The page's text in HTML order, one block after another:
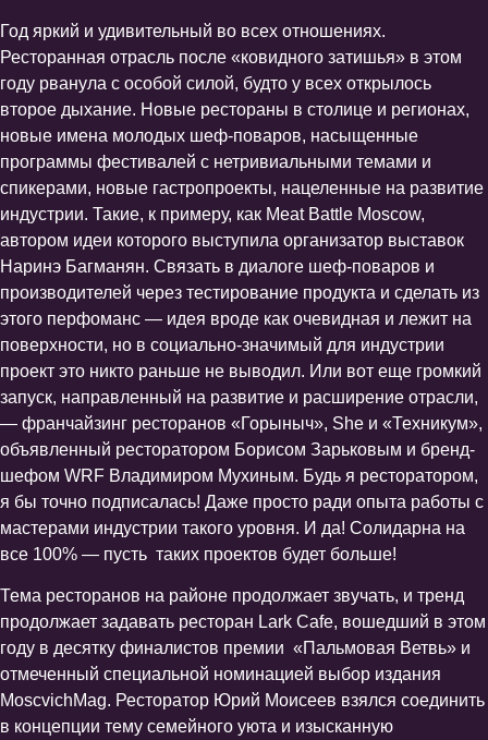
Год яркий и удивительный во всех отношениях.
Ресторанная отрасль после «ковидного затишья» в этом
году рванула с особой силой, будто у всех открылось
второе дыхание. Новые рестораны в столице и регионах,
новые имена молодых шеф-поваров, насыщенные
программы фестивалей с нетривиальными темами и
спикерами, новые гастропроекты, нацеленные на развитие
индустрии. Такие, к примеру, как Meat Battle Moscow,
автором идеи которого выступила организатор выставок
Наринэ Багманян. Связать в диалоге шеф-поваров и
производителей через тестирование продукта и сделать из
этого перфоманс — идея вроде как очевидная и лежит на
поверхности, но в социально-значимый для индустрии
проект это никто раньше не выводил. Или вот еще громкий
запуск, направленный на развитие и расширение отрасли,
— франчайзинг ресторанов «Горыныч», She и «Техникум»,
объявленный ресторатором Борисом Зарьковым и бренд-
шефом WRF Владимиром Мухиным. Будь я ресторатором,
я бы точно подписалась! Даже просто ради опыта работы с
мастерами индустрии такого уровня. И да! Солидарна на
все 100% — пусть таких проектов будет больше!
Тема ресторанов на районе продолжает звучать, и тренд
продолжает задавать ресторан Lark Cafe, вошедший в этом
году в десятку финалистов премии «Пальмовая Ветвь» и
отмеченный специальной номинацией выбор издания
MoscvichMag. Ресторатор Юрий Моисеев взялся соединить
в концепции тему семейного уюта и изысканную